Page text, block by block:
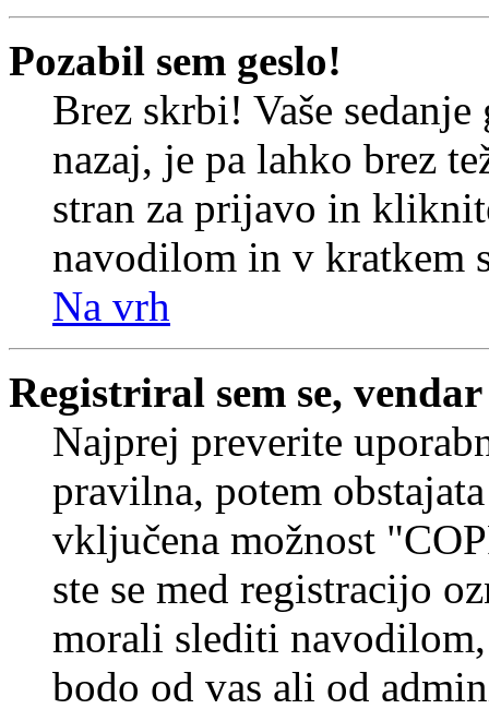
Pozabil sem geslo!
Brez skrbi! Vaše
nazaj, je pa lahko brez
stran za prijavo in
navodilom in v kratkem
Na vrh
Registriral sem se,
Najprej preverite
pravilna, potem
vključena možnost
ste se med registracijo
morali slediti
bodo od vas ali od